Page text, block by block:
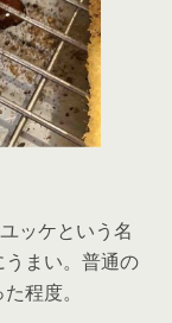
ッケという名
まい。普通の
程度。